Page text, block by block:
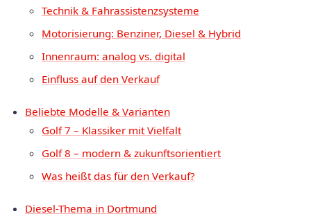
Technik & Fahrassistenzsysteme
Motorisierung: Benziner, Diesel & Hybrid
Innenraum: analog vs. digital
Einfluss auf den Verkauf
Beliebte Modelle & Varianten
Golf 7 – Klassiker mit Vielfalt
Golf 8 – modern & zukunftsorientiert
Was heißt das für den Verkauf?
Diesel-Thema in Dortmund